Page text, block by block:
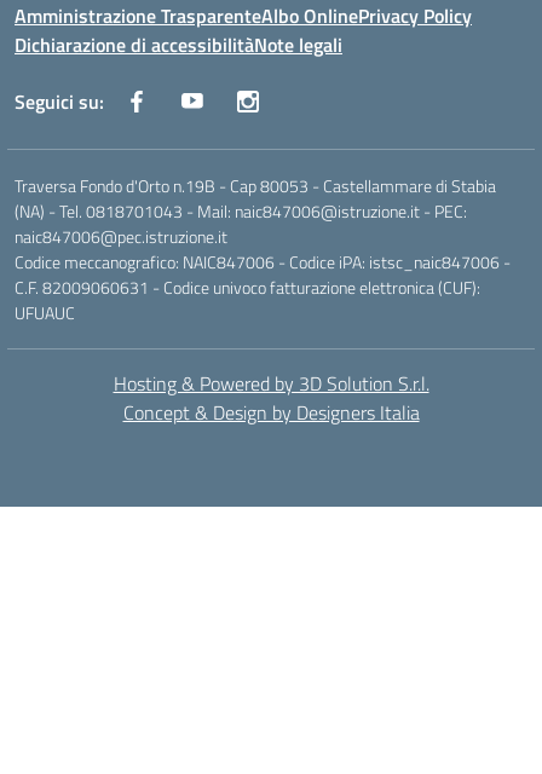
Amministrazione TrasparenteAlbo OnlinePrivacy Policy
Dichiarazione di accessibilitàNote legali
Seguici su:
Traversa Fondo d'Orto n.19B - Cap 80053 - Castellammare di Stabia
(NA) - Tel. 0818701043 - Mail: naic847006@istruzione.it - PEC:
naic847006@pec.istruzione.it
Codice meccanografico: NAIC847006 - Codice iPA: istsc_naic847006 -
C.F. 82009060631 - Codice univoco fatturazione elettronica (CUF):
UFUAUC
Hosting & Powered by 3D Solution S.r.l.
Concept & Design by Designers Italia